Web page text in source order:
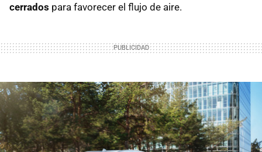
cerrados para favorecer el flujo de aire.